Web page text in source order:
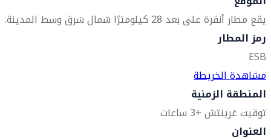
يقع مطار أنقرة على بعد 28 كيلومترًا شمال شرق وسط المدينة.
رمز المطار
ESB
مشاهدة الخريطة
المنطقة الزمنية
توقيت غرينتش +3 ساعات
العنوان